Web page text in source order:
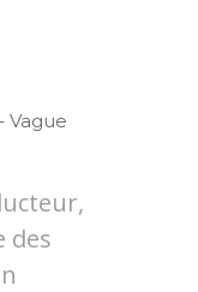
Vague
des